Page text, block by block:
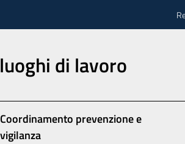
di lavoro
Coordinamento prevenzione e
vigilanza